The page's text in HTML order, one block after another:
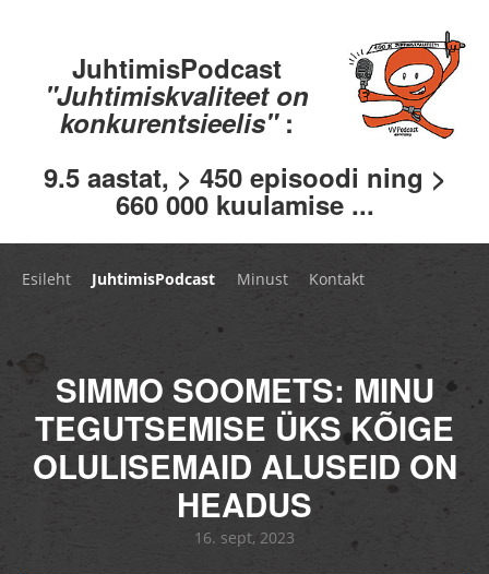
JuhtimisPodcast
"Juhtimiskvaliteet on
konkurentsieelis" :
9.5 aastat, > 450 episoodi ning >
660 000 kuulamise ...
Esileht JuhtimisPodcast Minust Kontakt
SIMMO SOOMETS: MINU
TEGUTSEMISE ÜKS KÕIGE
OLULISEMAID ALUSEID ON
HEADUS
16. sept, 2023